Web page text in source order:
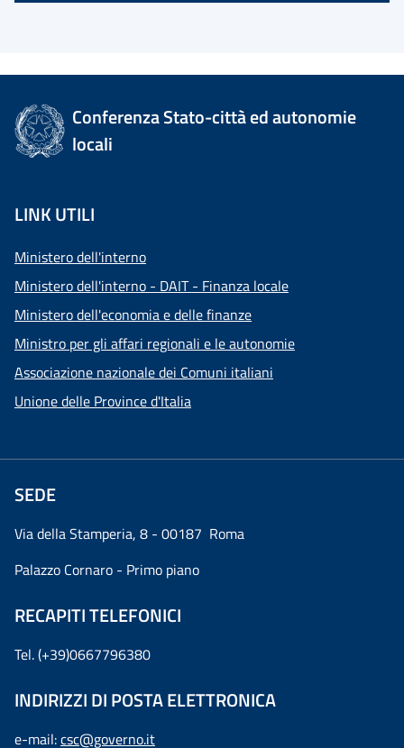
Conferenza Stato-città ed autonomie
locali
LINK UTILI
Ministero dell'interno
Ministero dell'interno - DAIT - Finanza locale
Ministero dell'economia e delle finanze
Ministro per gli affari regionali e le autonomie
Associazione nazionale dei Comuni italiani
Unione delle Province d'Italia
SEDE
Via della Stamperia, 8 - 00187 Roma
Palazzo Cornaro - Primo piano
RECAPITI TELEFONICI
Tel. (+39)0667796380
INDIRIZZI DI POSTA ELETTRONICA
e-mail:csc@governo.it